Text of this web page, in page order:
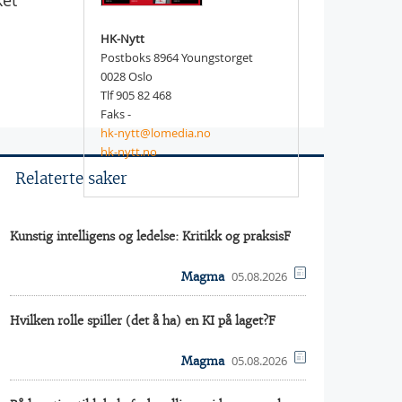
HK-Nytt
Postboks 8964 Youngstorget
0028 Oslo
Tlf 905 82 468
Faks -
hk-nytt@lomedia.no
hk-nytt.no
Relaterte saker
Kunstig intelligens og ledelse: Kritikk og praksisF
Magma 05.08.2026
Hvilken rolle spiller (det å ha) en KI på laget?F
Magma 05.08.2026